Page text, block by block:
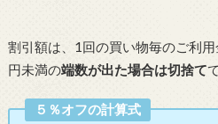
割引額は、1回の買い物毎のご利用
円未満の端数が出た場合は切捨て
５％オフの計算式